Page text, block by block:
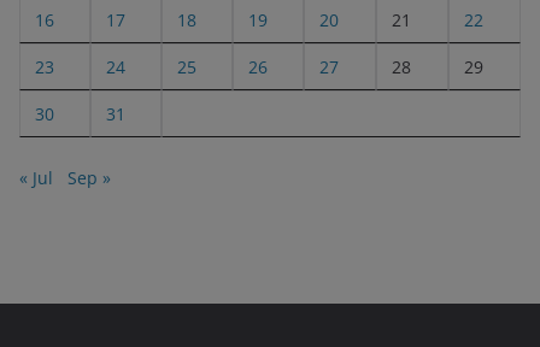
16 17 18 19 20 21 22
23 24 25 26 27 28 29
30 31
« Jul Sep »